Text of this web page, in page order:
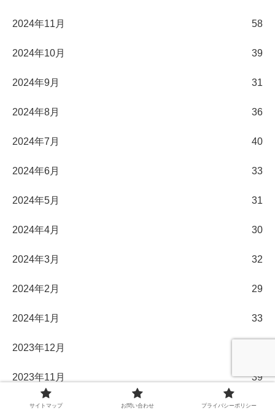
2024年11月 58
2024年10月 39
2024年9月 31
2024年8月 36
2024年7月 40
2024年6月 33
2024年5月 31
2024年4月 30
2024年3月 32
2024年2月 29
2024年1月 33
2023年12月
2023年11月 39
2023年10月 36
サイトマップ お問い合わせ プライバシーポリシー